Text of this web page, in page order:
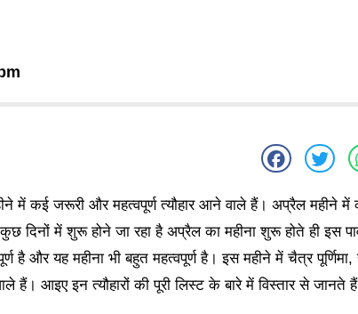
में कई जरूरी और महत्वपूर्ण त्यौहार आने वाले हैं। अप्रैल महीने में
दिनों में शुरू होने जा रहा है अप्रैल का महीना शुरू होते ही इस
है और यह महीना भी बहुत महत्वपूर्ण है। इस महीने में चैत्र
हैं। आइए इन त्यौहारों की पूरी लिस्ट के बारे में विस्तार से जानते